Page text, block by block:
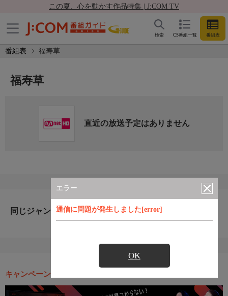
この夏、心を動かす作品特集 | J:COM TV
CS番組一覧 番組表
検索
番組表 福寿草
エラー
通信に問題が発生しました[error]
OK
福寿草
直近の放送予定はありません
同じジャンルのおすすめ番組
キャンペーン・お得な情報